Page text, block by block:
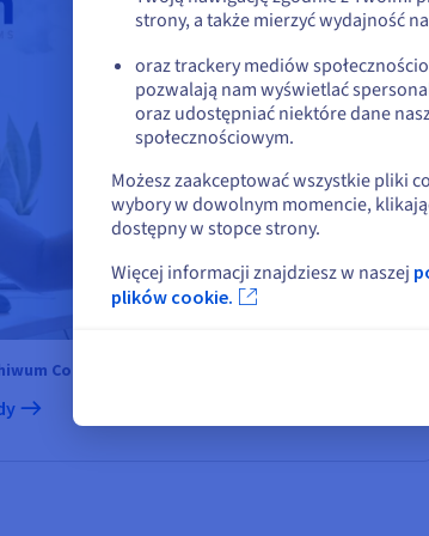
Copernicus w chmurze
Pozostań na bieżącej stronie
Wybierz inną stronę
strony, a także mierzyć wydajność
oraz trackery mediów
pozwalają nam wyświetlać
oraz udostępniać niektóre dane
społecznościowym.
Możesz zaakceptować wszystkie pliki
wybory w dowolnym momencie,
dostępny w stopce strony.
Więcej informacji znajdziesz w naszej
plików cookie.